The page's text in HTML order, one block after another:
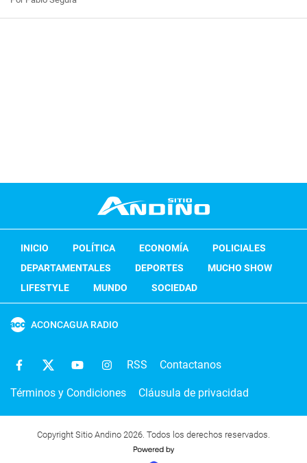
INICIO POLÍTICA ECONOMÍA
POLICIALES
DEPARTAMENTALES
DEPORTES
MUCHO SHOW
LIFESTYLE
MUNDO SOCIEDAD
ACONCAGUA RADIO
RSS Contactanos
Términos y Condiciones Cláusula de privacidad
Copyright Sitio Andino 2026. Todos los derechos reservados.